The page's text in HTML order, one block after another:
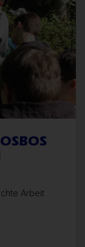
Arbeit